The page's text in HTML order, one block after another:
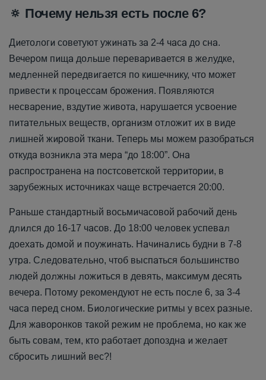
🔅 Почему нельзя есть после 6?
Диетологи советуют ужинать за 2-4 часа до сна.
Вечером пища дольше переваривается в желудке,
медленней передвигается по кишечнику, что может
привести к процессам брожения. Появляются
несварение, вздутие живота, нарушается усвоение
питательных веществ, организм отложит их в виде
лишней жировой ткани. Теперь мы можем разобраться
откуда возникла эта мера “до 18:00”. Она
распространена на постсоветской территории, в
зарубежных источниках чаще встречается 20:00.
Раньше стандартный восьмичасовой рабочий день
длился до 16-17 часов. До 18:00 человек успевал
доехать домой и поужинать. Начинались будни в 7-8
утра. Следовательно, чтоб выспаться большинство
людей должны ложиться в девять, максимум десять
вечера. Потому рекомендуют не есть после 6, за 3-4
часа перед сном. Биологические ритмы у всех разные.
Для жаворонков такой режим не проблема, но как же
быть совам, тем, кто работает допоздна и желает
сбросить лишний вес?!